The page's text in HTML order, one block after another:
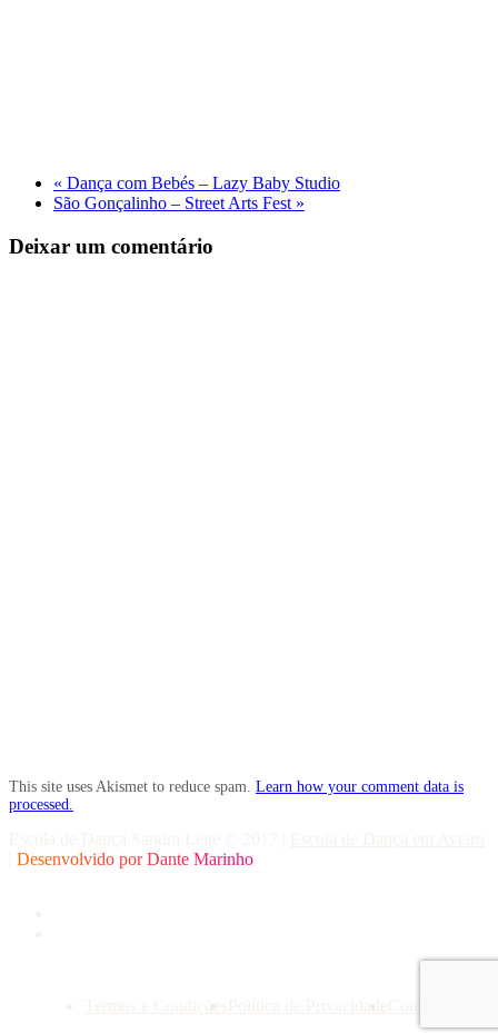
« Dança com Bebés – Lazy Baby Studio
São Gonçalinho – Street Arts Fest »
Deixar um comentário
This site uses Akismet to reduce spam. Learn how your comment data is
processed.
Desenvolvido porDante Marinho
Termos e Condições Política de Privacidade